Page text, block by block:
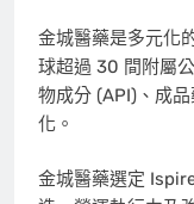
金城醫藥是多元化
球超過 30 間附屬
物成分 (API)、成
化。
金城醫藥選定